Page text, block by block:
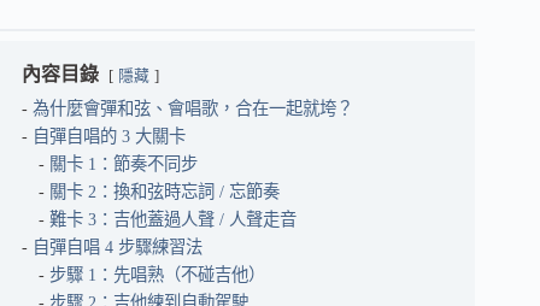
內容目錄 隱藏
為什麼會彈和弦、會唱歌，合在一起就垮？
自彈自唱的 3 大關卡
關卡 1：節奏不同步
關卡 2：換和弦時忘詞 / 忘節奏
難卡 3：吉他蓋過人聲 / 人聲走音
自彈自唱 4 步驟練習法
步驟 1：先唱熟（不碰吉他）